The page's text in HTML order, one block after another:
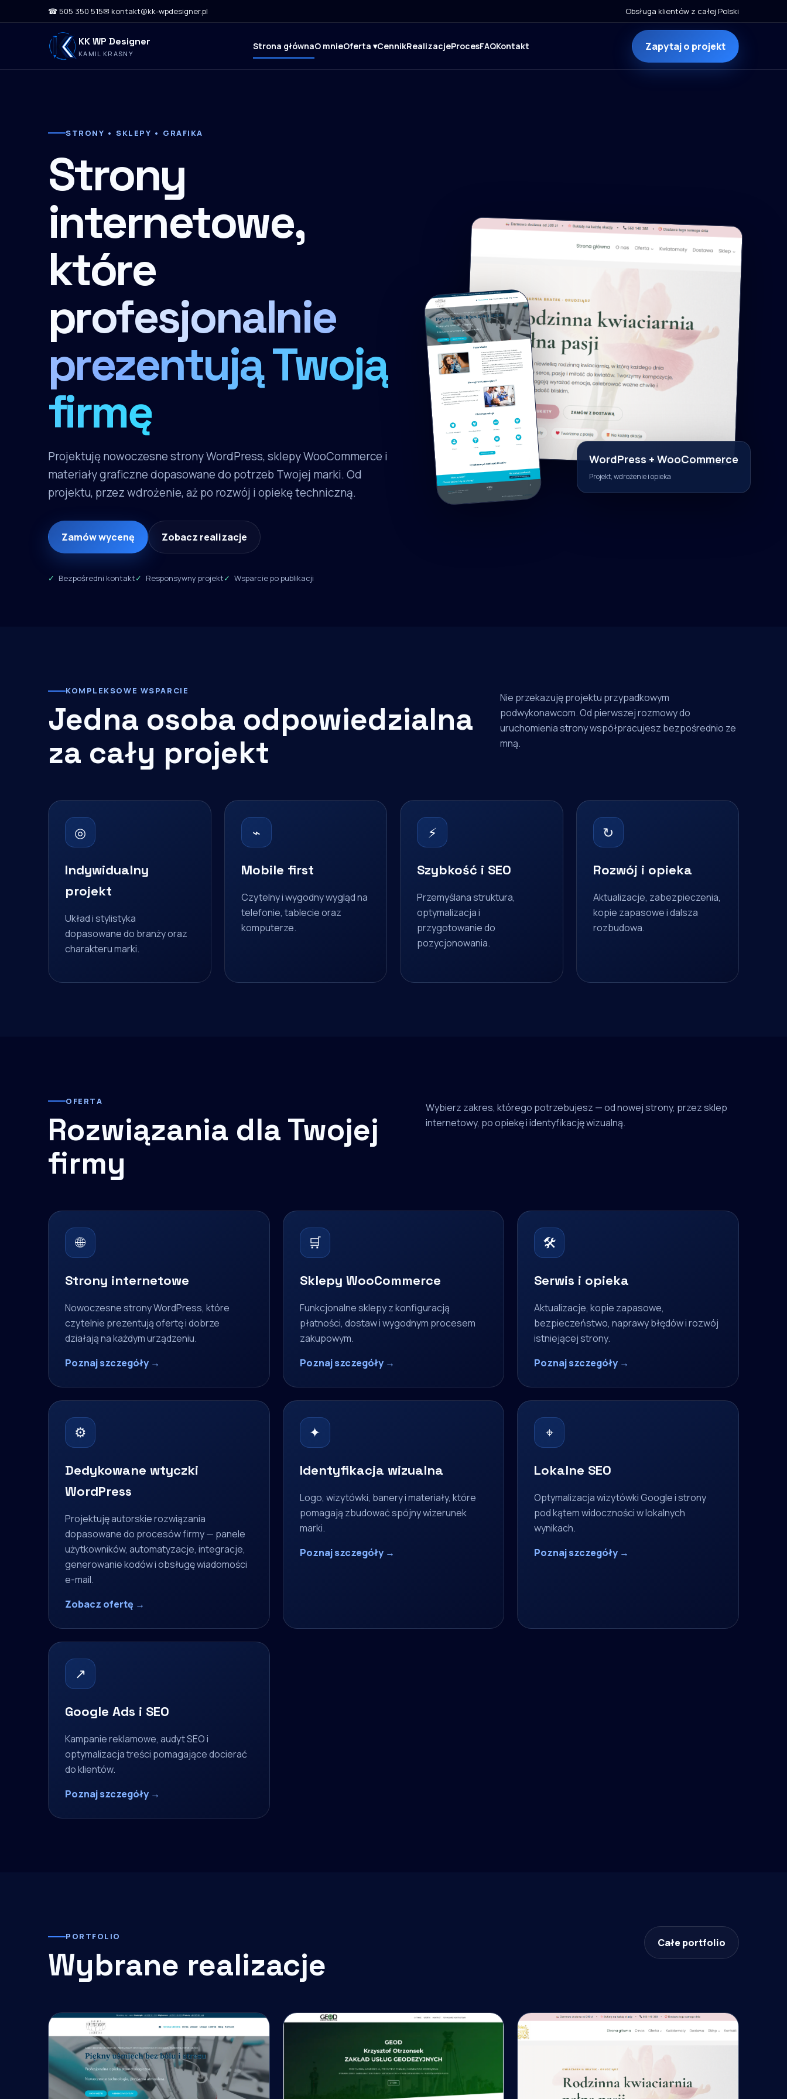
☎ 505 350 515✉ kontakt@kk-wpdesigner.pl Obsługa klientów z całej Polski
KK WP Designer
KAMIL KRASNY
Strona głównaO mnieOferta ▾CennikRealizacjeProcesFAQKontakt Zapytaj o projekt
STRONY • SKLEPY • GRAFIKA
Strony
internetowe,
które
profesjonalnie
prezentują Twoją
firmę
Projektuję nowoczesne strony WordPress, sklepy WooCommerce i
materiały graficzne dopasowane do potrzeb Twojej marki. Od
projektu, przez wdrożenie, aż po rozwój i opiekę techniczną.
Zamów wycenę Zobacz realizacje
Bezpośredni kontakt Responsywny projekt Wsparcie po publikacji
WordPress + WooCommerce
Projekt, wdrożenie i opieka
KOMPLEKSOWE WSPARCIE
Jedna osoba odpowiedzialna
za cały projekt
Nie przekazuję projektu przypadkowym
podwykonawcom. Od pierwszej rozmowy do
uruchomienia strony współpracujesz bezpośrednio ze
mną.
◎
Indywidualny
projekt
Układ i stylistyka
dopasowane do branży oraz
charakteru marki.
⌁
Mobile first
Czytelny i wygodny wygląd na
telefonie, tablecie oraz
komputerze.
⚡
Szybkość i SEO
Przemyślana struktura,
optymalizacja i
przygotowanie do
pozycjonowania.
↻
Rozwój i opieka
Aktualizacje, zabezpieczenia,
kopie zapasowe i dalsza
rozbudowa.
OFERTA
Rozwiązania dla Twojej
firmy
Wybierz zakres, którego potrzebujesz — od nowej strony, przez sklep
internetowy, po opiekę i identyfikację wizualną.
🌐
Strony internetowe
Nowoczesne strony WordPress, które
czytelnie prezentują ofertę i dobrze
działają na każdym urządzeniu.
Poznaj szczegóły →
🛒
Sklepy WooCommerce
Funkcjonalne sklepy z konfiguracją
płatności, dostaw i wygodnym procesem
zakupowym.
Poznaj szczegóły →
🛠
Serwis i opieka
Aktualizacje, kopie zapasowe,
bezpieczeństwo, naprawy błędów i rozwój
istniejącej strony.
Poznaj szczegóły →
⚙
Dedykowane wtyczki
WordPress
Projektuję autorskie rozwiązania
dopasowane do procesów firmy — panele
użytkowników, automatyzacje, integracje,
generowanie kodów i obsługę wiadomości
e-mail.
Zobacz ofertę →
✦
Identyfikacja wizualna
Logo, wizytówki, banery i materiały, które
pomagają zbudować spójny wizerunek
marki.
Poznaj szczegóły →
⌖
Lokalne SEO
Optymalizacja wizytówki Google i strony
pod kątem widoczności w lokalnych
wynikach.
Poznaj szczegóły →
↗
Google Ads i SEO
Kampanie reklamowe, audyt SEO i
optymalizacja treści pomagające docierać
do klientów.
Poznaj szczegóły →
PORTFOLIO
Wybrane realizacje
Całe portfolio